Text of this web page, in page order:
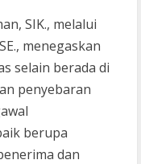
SIK., melalui
menegaskan
selain berada di
penyebaran
berupa
dan